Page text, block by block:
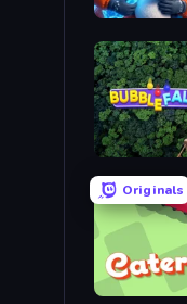
Captain Blast
Bubble Fall
Originals
Caterpillars